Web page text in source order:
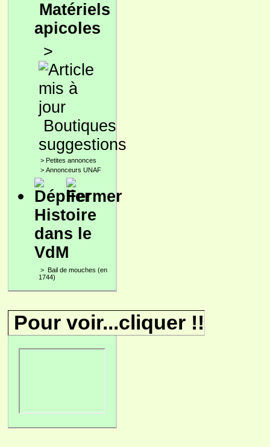
Matériels
apicoles
>
Boutiques
suggestions
> Petites annonces
> Annonceurs UNAF
Histoire
dans le
VdM
> Bail de mouches (en
1744)
Pour voir...cliquer !!